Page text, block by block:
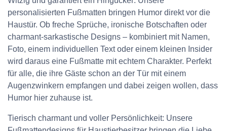
personalisierten Fußmatten bringen Humor direkt vor die
Haustür. Ob freche Sprüche, ironische Botschaften oder
charmant-sarkastische Designs – kombiniert mit Namen,
Foto, einem individuellen Text oder einem kleinen Insider
wird daraus eine Fußmatte mit echtem Charakter. Perfekt
für alle, die ihre Gäste schon an der Tür mit einem
Augenzwinkern empfangen und dabei zeigen wollen, dass
Humor hier zuhause ist.
Tierisch charmant und voller Persönlichkeit: Unsere